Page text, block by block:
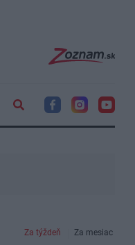
Za týždeň Za mesiac